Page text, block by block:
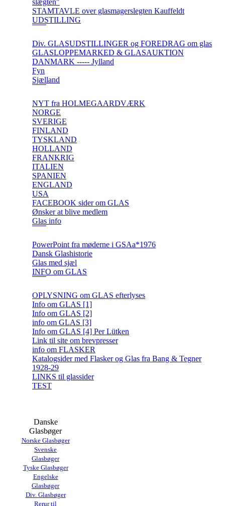
STAMTAVLE over glasmagerslegten Kauffeldt
UDSTILLING
Div. GLASUDSTILLINGER og FOREDRAG om glas
GLASLOPPEMARKED & GLASAUKTION
DANMARK ----- Jylland
Fyn
Sjælland
NYT fra HOLMEGAARDVÆRK
NORGE
SVERIGE
FINLAND
TYSKLAND
HOLLAND
FRANKRIG
ITALIEN
SPANIEN
ENGLAND
USA
FACEBOOK sider om GLAS
Ønsker at blive medlem
Glas info
PowerPoint fra møderne i GSAa*1976
Dansk Glashistorie
Glas med sjæl
INFO om GLAS
OPLYSNING om GLAS efterlyses
Info om GLAS [1]
Info om GLAS [2]
info om GLAS [3]
Info om GLAS [4] Per Lütken
Link til site om brevpresser
info om FLASKER
Katalogsider med Flasker og Glas fra Bang & Tegner
1928-29
LINKS til glassider
TEST
Danske
Glasbøger
Norske Glasbøger
Svenske
Glasbøger
Tyske Glasbøger
Engelske
Glasbøger
Div. Glasbøger
Rerur til